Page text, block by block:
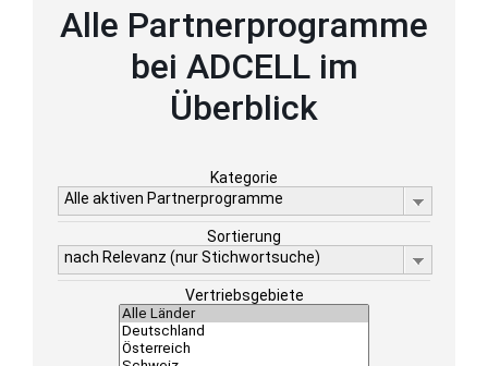
Alle Partnerprogramme
bei ADCELL im
Überblick
Kategorie
Alle aktiven Partnerprogramme
Sortierung
nach Relevanz (nur Stichwortsuche)
Vertriebsgebiete